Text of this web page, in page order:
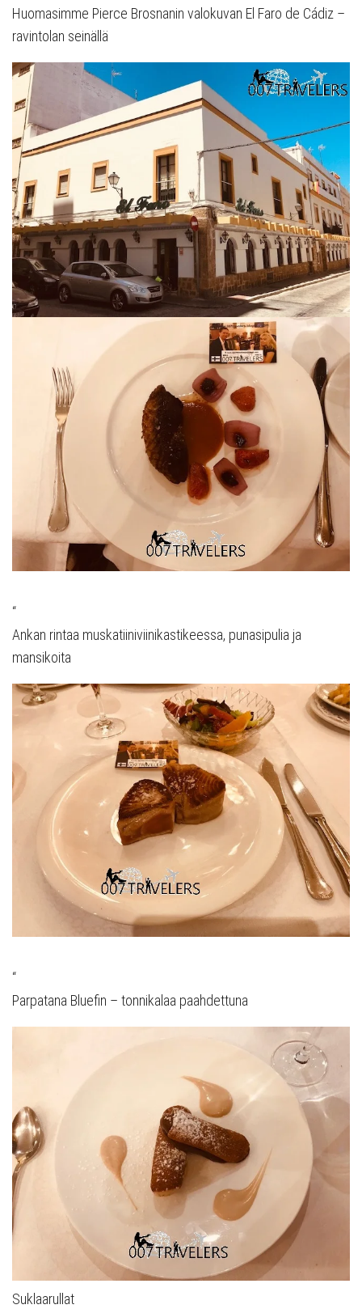
Huomasimme Pierce Brosnanin valokuvan El Faro de Cádiz –
ravintolan seinällä
“
Ankan rintaa muskatiiniviinikastikeessa, punasipulia ja
mansikoita
“
Parpatana Bluefin – tonnikalaa paahdettuna
Suklaarullat